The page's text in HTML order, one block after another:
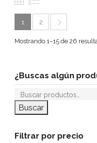
1 2
Mostrando 1–15 de 26
¿Buscas algún
Buscar
Filtrar por precio